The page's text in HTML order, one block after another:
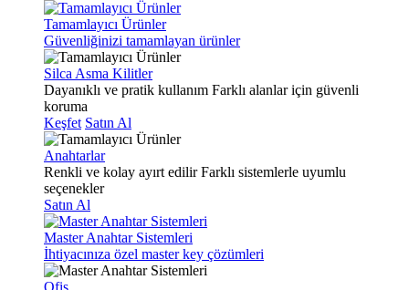
Tamamlayıcı Ürünler
Güvenliğinizi tamamlayan ürünler
Silca Asma Kilitler
Dayanıklı ve pratik kullanım Farklı alanlar için güvenli
koruma
Keşfet Satın Al
Anahtarlar
Renkli ve kolay ayırt edilir Farklı sistemlerle uyumlu
seçenekler
Satın Al
Master Anahtar Sistemleri
İhtiyacınıza özel master key çözümleri
Ofis